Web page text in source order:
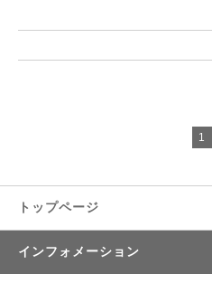
1
トップページ
インフォメーション